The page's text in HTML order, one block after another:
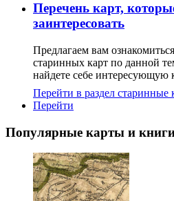
Перечень карт,
заинтересовать
Предлагаем вам
старинных карт по данной
найдете себе интересующую
Перейти в раздел старинные
Перейти
Популярные карты и